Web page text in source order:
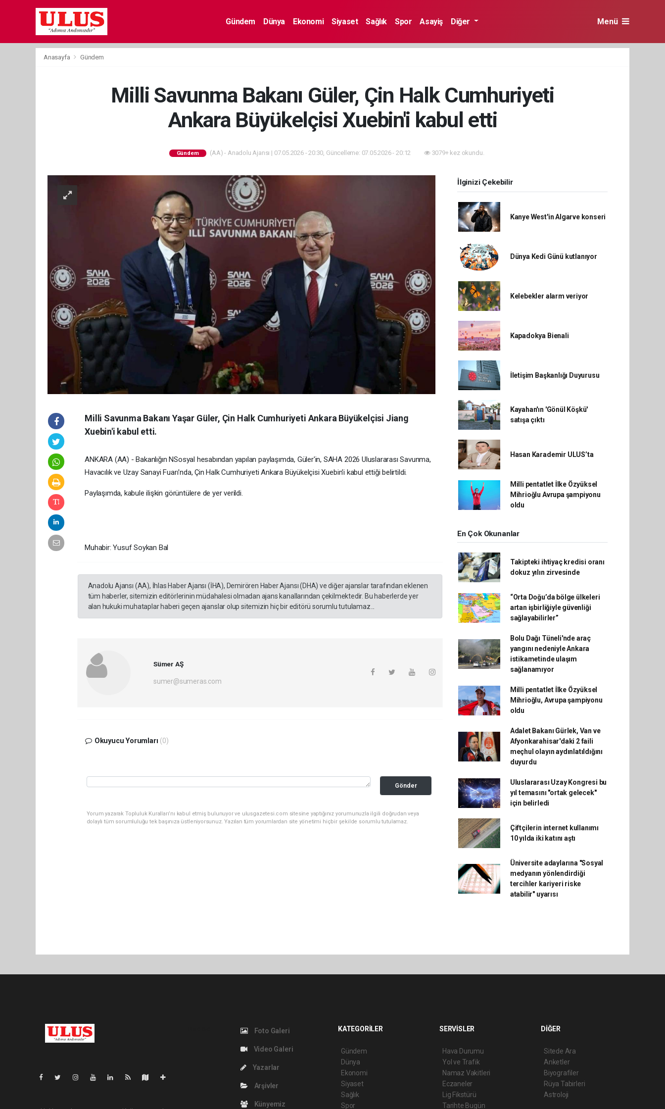
Gündem Dünya Ekonomi Siyaset Sağlık Spor Asayiş Diğer Menü
Anasayfa Gündem
Milli Savunma Bakanı Güler, Çin Halk Cumhuriyeti
Ankara Büyükelçisi Xuebin'i kabul etti
Gündem (AA) - Anadolu Ajansı | 07.05.2026 - 20:30, Güncelleme: 07.05.2026 - 20:12 3079+ kez okundu.
Milli Savunma Bakanı Yaşar Güler, Çin Halk Cumhuriyeti Ankara Büyükelçisi Jiang
Xuebin'i kabul etti.
ANKARA (AA) - Bakanlığın NSosyal hesabından yapılan paylaşımda, Güler'in, SAHA 2026 Uluslararası Savunma,
Havacılık ve Uzay Sanayi Fuarı'nda, Çin Halk Cumhuriyeti Ankara Büyükelçisi Xuebin'i kabul ettiği belirtildi.
Paylaşımda, kabule ilişkin görüntülere de yer verildi.
Muhabir: Yusuf Soykan Bal
Anadolu Ajansı (AA), İhlas Haber Ajansı (İHA), Demirören Haber Ajansı (DHA) ve diğer ajanslar tarafından eklenen
tüm haberler, sitemizin editörlerinin müdahalesi olmadan ajans kanallarından çekilmektedir. Bu haberlerde yer
alan hukuki muhataplar haberi geçen ajanslar olup sitemizin hiç bir editörü sorumlu tutulamaz...
Sümer AŞ
sumer@sumeras.com
Okuyucu Yorumları (0)
Gönder
Yorum yazarak Topluluk Kuralları’nı kabul etmiş bulunuyor ve ulusgazetesi.com sitesine yaptığınız yorumunuzla ilgili doğrudan veya
dolaylı tüm sorumluluğu tek başınıza üstleniyorsunuz. Yazılan tüm yorumlardan site yönetimi hiçbir şekilde sorumlu tutulamaz.
İlginizi Çekebilir
Kanye West'in Algarve konseri
Dünya Kedi Günü kutlanıyor
Kelebekler alarm veriyor
Kapadokya Bienali
İletişim Başkanlığı Duyurusu
Kayahan'ın 'Gönül Köşkü'
satışa çıktı
Hasan Karademir ULUS’ta
Milli pentatlet İlke Özyüksel
Mihrioğlu Avrupa şampiyonu
oldu
En Çok Okunanlar
Takipteki ihtiyaç kredisi oranı
dokuz yılın zirvesinde
“Orta Doğu’da bölge ülkeleri
artan işbirliğiyle güvenliği
sağlayabilirler”
Bolu Dağı Tüneli'nde araç
yangını nedeniyle Ankara
istikametinde ulaşım
sağlanamıyor
Milli pentatlet İlke Özyüksel
Mihrioğlu, Avrupa şampiyonu
oldu
Adalet Bakanı Gürlek, Van ve
Afyonkarahisar'daki 2 faili
meçhul olayın aydınlatıldığını
duyurdu
Uluslararası Uzay Kongresi bu
yıl temasını "ortak gelecek"
için belirledi
Çiftçilerin internet kullanımı
10 yılda iki katını aştı
Üniversite adaylarına "Sosyal
medyanın yönlendirdiği
tercihler kariyeri riske
atabilir" uyarısı
Foto Galeri
Video Galeri
Yazarlar
Arşivler
Künyemiz
KATEGORİLER
Gündem
Dünya
Ekonomi
Siyaset
Sağlık
Spor
SERVİSLER
Hava Durumu
Yol ve Trafik
Namaz Vakitleri
Eczaneler
Lig Fikstürü
Tarihte Bugün
DİĞER
Sitede Ara
Anketler
Biyografiler
Rüya Tabirleri
Astroloji